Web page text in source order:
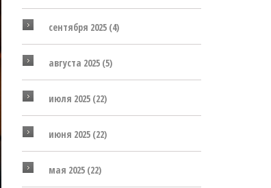
сентября 2025 (4)
августа 2025 (5)
июля 2025 (22)
июня 2025 (22)
мая 2025 (22)